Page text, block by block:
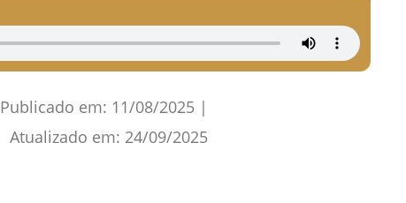
Publicado em: 11/08/2025 |
Atualizado em: 24/09/2025